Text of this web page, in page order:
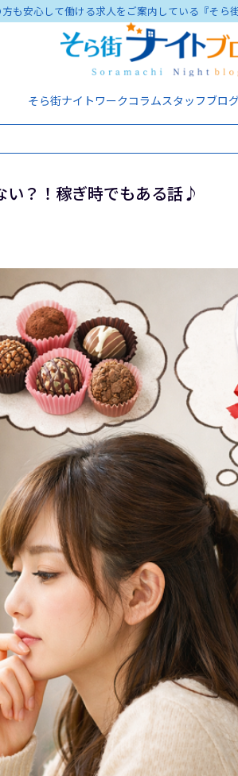
も安心して働ける求人をご案内している『そら
そら街ナイトワークコラムスタッフブロ
い？！稼ぎ時でもある話♪